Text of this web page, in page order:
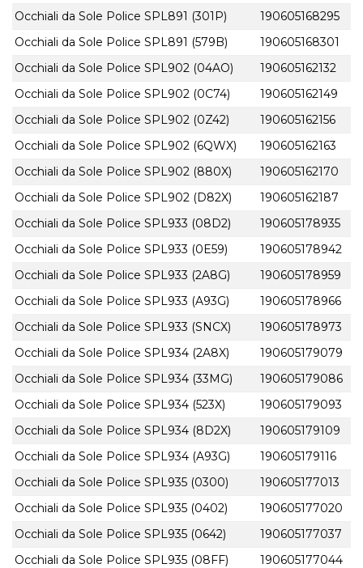
Occhiali da Sole Police SPL891 (301P)
190605168295
Occhiali da Sole Police SPL891 (579B)
190605168301
Occhiali da Sole Police SPL902 (04AO)
190605162132
Occhiali da Sole Police SPL902 (0C74)
190605162149
Occhiali da Sole Police SPL902 (0Z42)
190605162156
Occhiali da Sole Police SPL902 (6QWX)
190605162163
Occhiali da Sole Police SPL902 (880X)
190605162170
Occhiali da Sole Police SPL902 (D82X)
190605162187
Occhiali da Sole Police SPL933 (08D2)
190605178935
Occhiali da Sole Police SPL933 (0E59)
190605178942
Occhiali da Sole Police SPL933 (2A8G)
190605178959
Occhiali da Sole Police SPL933 (A93G)
190605178966
Occhiali da Sole Police SPL933 (SNCX)
190605178973
Occhiali da Sole Police SPL934 (2A8X)
190605179079
Occhiali da Sole Police SPL934 (33MG)
190605179086
Occhiali da Sole Police SPL934 (523X)
190605179093
Occhiali da Sole Police SPL934 (8D2X)
190605179109
Occhiali da Sole Police SPL934 (A93G)
190605179116
Occhiali da Sole Police SPL935 (0300)
190605177013
Occhiali da Sole Police SPL935 (0402)
190605177020
Occhiali da Sole Police SPL935 (0642)
190605177037
Occhiali da Sole Police SPL935 (08FF)
190605177044